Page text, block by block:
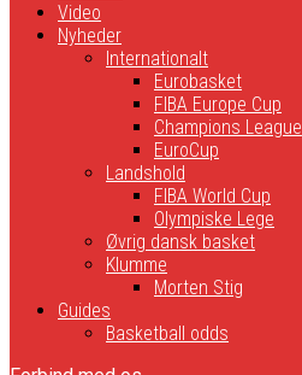
Video
Nyheder
Internationalt
Eurobasket
FIBA Europe Cup
Champions League
EuroCup
Landshold
FIBA World Cup
Olympiske Lege
Øvrig dansk basket
Klumme
Morten Stig
Guides
Basketball odds